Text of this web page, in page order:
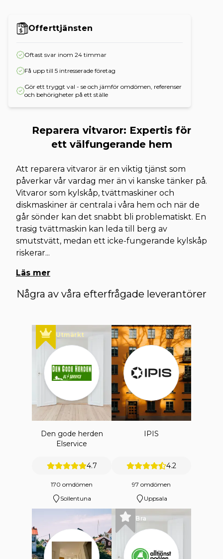
Offerttjänsten
Oftast svar inom 24 timmar
Få upp till 5 intresserade företag
Gör ett tryggt val - se och jämför omdömen, referenser
och behörigheter på ett ställe
Reparera vitvaror: Expertis för
ett välfungerande hem
Att reparera vitvaror är en viktig tjänst som
påverkar vår vardag mer än vi kanske tänker på.
Vitvaror som kylskåp, tvättmaskiner och
diskmaskiner är centrala i våra hem och när de
går sönder kan det snabbt bli problematiskt. En
trasig tvättmaskin kan leda till berg av
smutstvätt, medan ett icke-fungerande kylskåp
riskerar...
Läs mer
Några av våra efterfrågade leverantörer
Utmärkt
Den gode herden
Elservice
4.7
170 omdömen
Sollentuna
IPIS
4.2
97 omdömen
Uppsala
Bra